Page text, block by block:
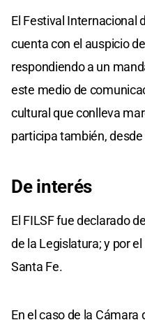
El Festival Internacional
cuenta con el auspicio
respondiendo a un
este medio de
cultural que conlleva
participa también, desde
De interés
El FILSF fue declarado
de la Legislatura; y por
Santa Fe.
En el caso de la